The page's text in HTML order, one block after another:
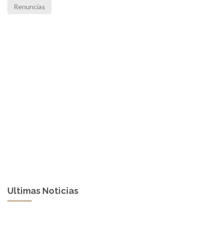
Renuncias
Ultimas Noticias